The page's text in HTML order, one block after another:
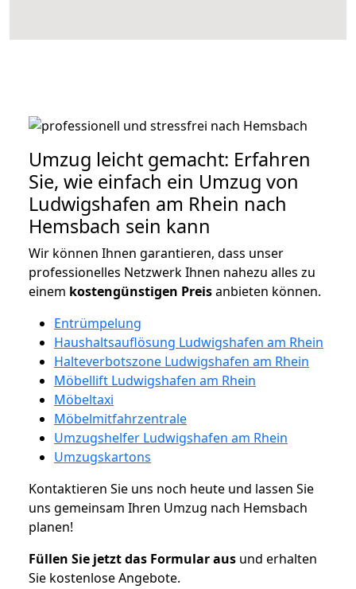
Umzug leicht gemacht: Erfahren
Sie, wie einfach ein Umzug von
Ludwigshafen am Rhein nach
Hemsbach sein kann
Wir können Ihnen garantieren, dass unser
professionelles Netzwerk Ihnen nahezu alles zu
einem kostengünstigen Preisanbieten können.
Entrümpelung
Haushaltsauflösung Ludwigshafen am Rhein
Halteverbotszone Ludwigshafen am Rhein
Möbellift Ludwigshafen am Rhein
Möbeltaxi
Möbelmitfahrzentrale
Umzugshelfer Ludwigshafen am Rhein
Umzugskartons
Kontaktieren Sie uns noch heute und lassen Sie
uns gemeinsam Ihren Umzug nach Hemsbach
planen!
Füllen Sie jetzt das Formular aus und erhalten
Sie kostenlose Angebote.